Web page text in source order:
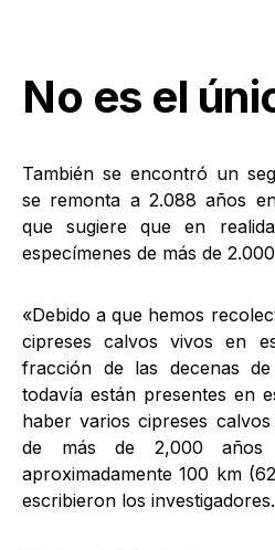
No es el
También se encontró un
se remonta a 2.088 años
que sugiere que en
especímenes de más de
«Debido a que hemos
cipreses calvos vivos en
fracción de las decenas
todavía están presentes en
haber varios cipreses calvos
de más de 2,000
aproximadamente 100 km
escribieron los investigadores.